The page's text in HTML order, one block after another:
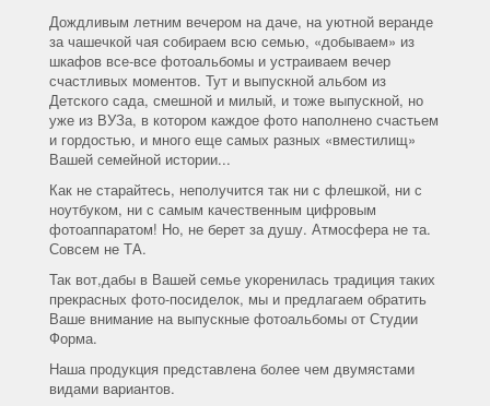
Дождливым летним вечером на даче, на уютной веранде
за чашечкой чая собираем всю семью, «добываем» из
шкафов все-все фотоальбомы и устраиваем вечер
счастливых моментов. Тут и выпускной альбом из
Детского сада, смешной и милый, и тоже выпускной, но
уже из ВУЗа, в котором каждое фото наполнено счастьем
и гордостью, и много еще самых разных «вместилищ»
Вашей семейной истории...
Как не старайтесь, неполучится так ни с флешкой, ни с
ноутбуком, ни с самым качественным цифровым
фотоаппаратом! Но, не берет за душу. Атмосфера не та.
Совсем не ТА.
Так вот,дабы в Вашей семье укоренилась традиция таких
прекрасных фото-посиделок, мы и предлагаем обратить
Ваше внимание на выпускные фотоальбомы от Студии
Форма.
Наша продукция представлена более чем двумястами
видами вариантов.